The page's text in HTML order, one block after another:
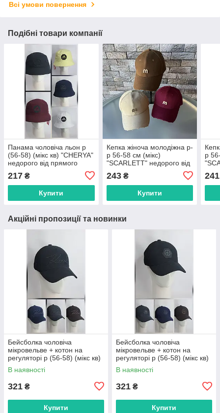
Всі умови повернення
Подібні товари компанії
Панама чоловіча льон р
(56-58) (мікс кв) "CHERYA"
недорого від прямого
217 ₴
Купити
Кепка жіноча молодіжна р-
р 56-58 см (мікс)
"SCARLETT" недорого від
243₴
Купити
р
241
Акційні пропозиції та новинки
Бейсболка чоловіча
мікровельве + котон на
регуляторі р (56-58) (мікс кв)
"CHERYA" недорого від
прямого постачальника
В наявності
321 ₴
Купити
Бейсболка чоловіча
мікровельве + котон на
регуляторі р (56-58) (мікс кв)
"CHERYA" недорого від
прямого постачальника
В наявності
321 ₴
Купити